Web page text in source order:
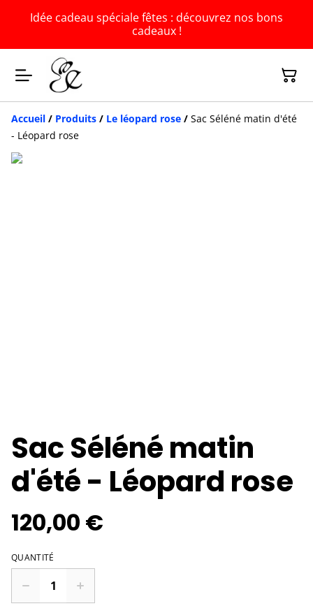
Idée cadeau spéciale fêtes : découvrez nos bons
cadeaux !
Accueil / Produits / Le léopard rose / Sac Séléné matin d'été
- Léopard rose
Sac Séléné matin
d'été - Léopard rose
120,00 €
QUANTITÉ